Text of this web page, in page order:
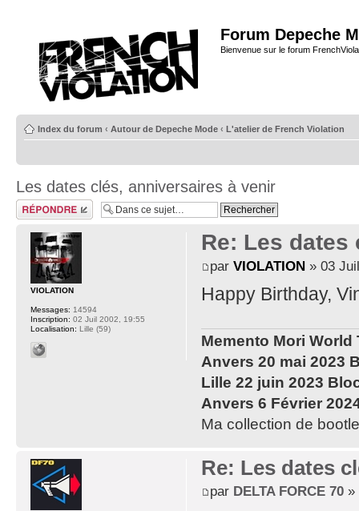
Forum Depeche
Bienvenue sur le forum
Index du forum ‹ Autour de Depeche Mode ‹ L'atelier de French Violation
Les dates clés, anniversaires à venir
Répondre
Re: Les
par VIOLATION» 03
Happy Birthday,
Memento Mori World
Anvers 20 mai 2023
Lille 22 juin 2023
Anvers 6 Février
Ma collection de
VIOLATION
Messages: 14594
Inscription: 02 Juil 2002, 19:55
Localisation: Lille (59)
Re: Les dates
par DELTA FORCE 70»